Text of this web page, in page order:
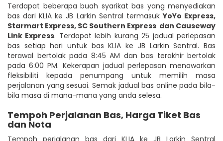
Terdapat beberapa buah syarikat bas yang menyediakan
bas dari KLIA ke JB Larkin Sentral termasukYoYo Express,
Starmart Express, SC Southern Express dan Causeway
Link Express. Terdapat lebih kurang 25 jadual perlepasan
bas setiap hari untuk bas KLIA ke JB Larkin Sentral. Bas
terawal bertolak pada 8:45 AM dan bas terakhir bertolak
pada 6:00 PM. Kekerapan jadual perlepasan menawarkan
fleksibiliti kepada penumpang untuk memilih masa
perjalanan yang sesuai. Semak jadual bas online pada bila-
bila masa di mana-mana yang anda selesa.
Tempoh Perjalanan Bas, Harga Tiket Bas
dan Nota
Tempoh perjalanan bas dari KLIA ke JB Larkin Sentral